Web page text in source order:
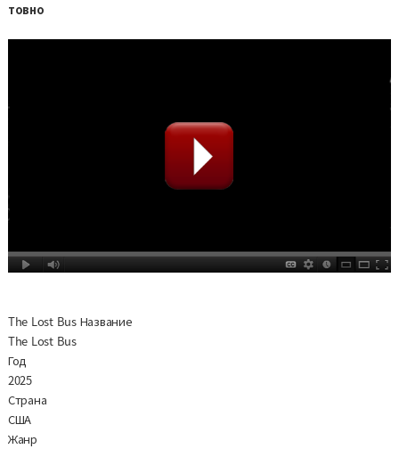
товно
The Lost Bus Название
The Lost Bus
Год
2025
Страна
США
Жанр